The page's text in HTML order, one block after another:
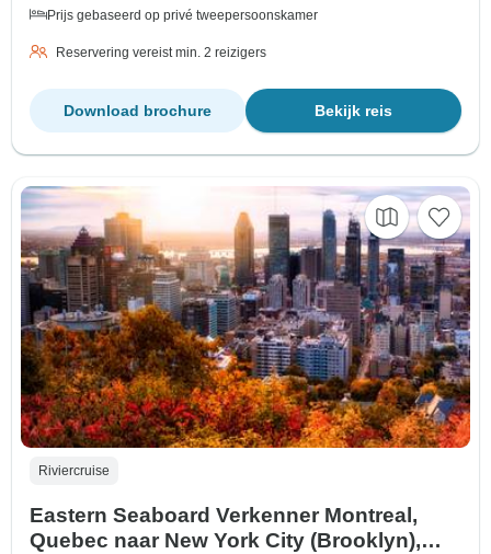
Prijs gebaseerd op privé tweepersoonskamer
Reservering vereist min. 2 reizigers
Bekijk reis
Download brochure
Riviercruise
Eastern Seaboard Verkenner Montreal,
Quebec naar New York City (Brooklyn),